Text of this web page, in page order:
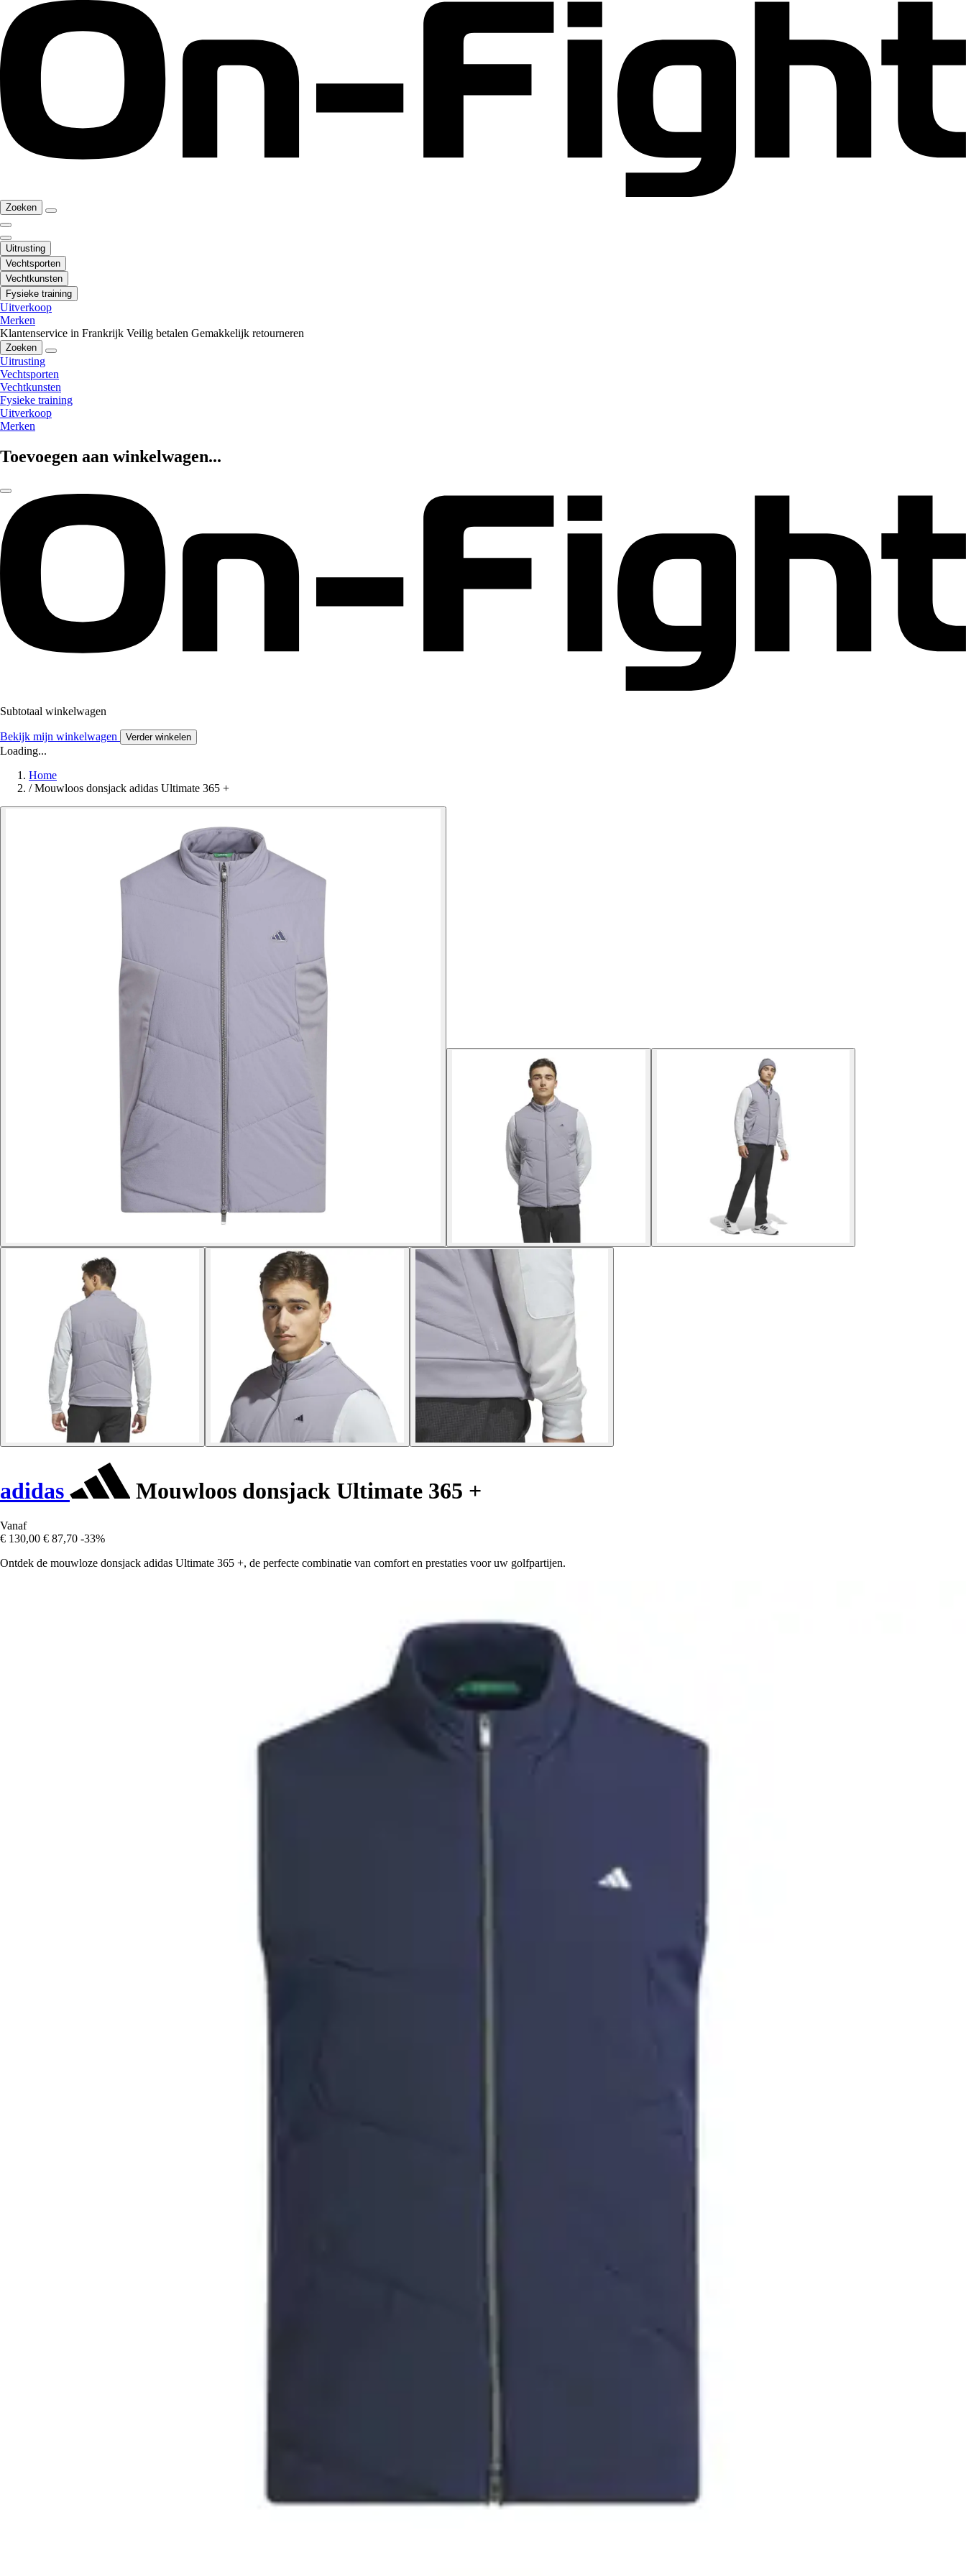
Zoeken
Uitrusting
Vechtsporten
Vechtkunsten
Fysieke training
Uitverkoop
Merken
Klantenservice in Frankrijk Veilig betalen Gemakkelijk retourneren
Zoeken
Uitrusting
Vechtsporten
Vechtkunsten
Fysieke training
Uitverkoop
Merken
Toevoegen aan winkelwagen...
Subtotaal winkelwagen
Bekijk mijn winkelwagen Verder winkelen
Loading...
Home
/ Mouwloos donsjack adidas Ultimate 365 +
adidas Mouwloos donsjack Ultimate 365 +
Vanaf
€ 130,00 € 87,70 -33%
Ontdek de mouwloze donsjack adidas Ultimate 365 +, de perfecte combinatie van comfort en prestaties voor uw golfpartijen.